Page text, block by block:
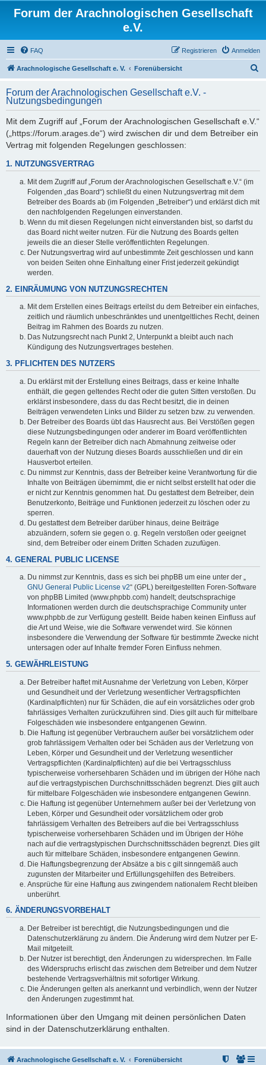
Forum der Arachnologischen Gesellschaft
e.V.
FAQ Anmelden
Registrieren
Arachnologische Gesellschaft e. V. Forenübersicht
h
Forum der Arachnologischen Gesellschaft e.V. -
Nutzungsbedingungen
Mit dem Zugriff auf „Forum der Arachnologischen Gesellschaft e.V.“
(„https://forum.arages.de“) wird zwischen dir und dem Betreiber ein
Vertrag mit folgenden Regelungen geschlossen:
1. NUTZUNGSVERTRAG
Mit dem Zugriff auf „Forum der Arachnologischen Gesellschaft e.V.“ (im
Folgenden „das Board“) schließt du einen Nutzungsvertrag mit dem
Betreiber des Boards ab (im Folgenden „Betreiber“) und erklärst dich mit
den nachfolgenden Regelungen einverstanden.
Wenn du mit diesen Regelungen nicht einverstanden bist, so darfst du
das Board nicht weiter nutzen. Für die Nutzung des Boards gelten
jeweils die an dieser Stelle veröffentlichten Regelungen.
Der Nutzungsvertrag wird auf unbestimmte Zeit geschlossen und kann
von beiden Seiten ohne Einhaltung einer Frist jederzeit gekündigt
werden.
2. EINRÄUMUNG VON NUTZUNGSRECHTEN
Mit dem Erstellen eines Beitrags erteilst du dem Betreiber ein einfaches,
zeitlich und räumlich unbeschränktes und unentgeltliches Recht, deinen
Beitrag im Rahmen des Boards zu nutzen.
Das Nutzungsrecht nach Punkt 2, Unterpunkt a bleibt auch nach
Kündigung des Nutzungsvertrages bestehen.
3. PFLICHTEN DES NUTZERS
Du erklärst mit der Erstellung eines Beitrags, dass er keine Inhalte
enthält, die gegen geltendes Recht oder die guten Sitten verstoßen. Du
erklärst insbesondere, dass du das Recht besitzt, die in deinen
Beiträgen verwendeten Links und Bilder zu setzen bzw. zu verwenden.
Der Betreiber des Boards übt das Hausrecht aus. Bei Verstößen gegen
diese Nutzungsbedingungen oder anderer im Board veröffentlichten
Regeln kann der Betreiber dich nach Abmahnung zeitweise oder
dauerhaft von der Nutzung dieses Boards ausschließen und dir ein
Hausverbot erteilen.
Du nimmst zur Kenntnis, dass der Betreiber keine Verantwortung für die
Inhalte von Beiträgen übernimmt, die er nicht selbst erstellt hat oder die
er nicht zur Kenntnis genommen hat. Du gestattest dem Betreiber, dein
Benutzerkonto, Beiträge und Funktionen jederzeit zu löschen oder zu
sperren.
Du gestattest dem Betreiber darüber hinaus, deine Beiträge
abzuändern, sofern sie gegen o. g. Regeln verstoßen oder geeignet
sind, dem Betreiber oder einem Dritten Schaden zuzufügen.
4. GENERAL PUBLIC LICENSE
Du nimmst zur Kenntnis, dass es sich bei phpBB um eine unter der „
GNU General Public License v2“ (GPL) bereitgestellten Foren-Software
von phpBB Limited (www.phpbb.com) handelt; deutschsprachige
Informationen werden durch die deutschsprachige Community unter
www.phpbb.de zur Verfügung gestellt. Beide haben keinen Einfluss auf
die Art und Weise, wie die Software verwendet wird. Sie können
insbesondere die Verwendung der Software für bestimmte Zwecke nicht
untersagen oder auf Inhalte fremder Foren Einfluss nehmen.
5. GEWÄHRLEISTUNG
Der Betreiber haftet mit Ausnahme der Verletzung von Leben, Körper
und Gesundheit und der Verletzung wesentlicher Vertragspflichten
(Kardinalpflichten) nur für Schäden, die auf ein vorsätzliches oder grob
fahrlässiges Verhalten zurückzuführen sind. Dies gilt auch für mittelbare
Folgeschäden wie insbesondere entgangenen Gewinn.
Die Haftung ist gegenüber Verbrauchern außer bei vorsätzlichem oder
grob fahrlässigem Verhalten oder bei Schäden aus der Verletzung von
Leben, Körper und Gesundheit und der Verletzung wesentlicher
Vertragspflichten (Kardinalpflichten) auf die bei Vertragsschluss
typischerweise vorhersehbaren Schäden und im übrigen der Höhe nach
auf die vertragstypischen Durchschnittsschäden begrenzt. Dies gilt auch
für mittelbare Folgeschäden wie insbesondere entgangenen Gewinn.
Die Haftung ist gegenüber Unternehmern außer bei der Verletzung von
Leben, Körper und Gesundheit oder vorsätzlichem oder grob
fahrlässigem Verhalten des Betreibers auf die bei Vertragsschluss
typischerweise vorhersehbaren Schäden und im Übrigen der Höhe
nach auf die vertragstypischen Durchschnittsschäden begrenzt. Dies gilt
auch für mittelbare Schäden, insbesondere entgangenen Gewinn.
Die Haftungsbegrenzung der Absätze a bis c gilt sinngemäß auch
zugunsten der Mitarbeiter und Erfüllungsgehilfen des Betreibers.
Ansprüche für eine Haftung aus zwingendem nationalem Recht bleiben
unberührt.
6. ÄNDERUNGSVORBEHALT
Der Betreiber ist berechtigt, die Nutzungsbedingungen und die
Datenschutzerklärung zu ändern. Die Änderung wird dem Nutzer per E-
Mail mitgeteilt.
Der Nutzer ist berechtigt, den Änderungen zu widersprechen. Im Falle
des Widerspruchs erlischt das zwischen dem Betreiber und dem Nutzer
bestehende Vertragsverhältnis mit sofortiger Wirkung.
Die Änderungen gelten als anerkannt und verbindlich, wenn der Nutzer
den Änderungen zugestimmt hat.
Informationen über den Umgang mit deinen persönlichen Daten
sind in der Datenschutzerklärung enthalten.
Arachnologische Gesellschaft e. V. Forenübersicht